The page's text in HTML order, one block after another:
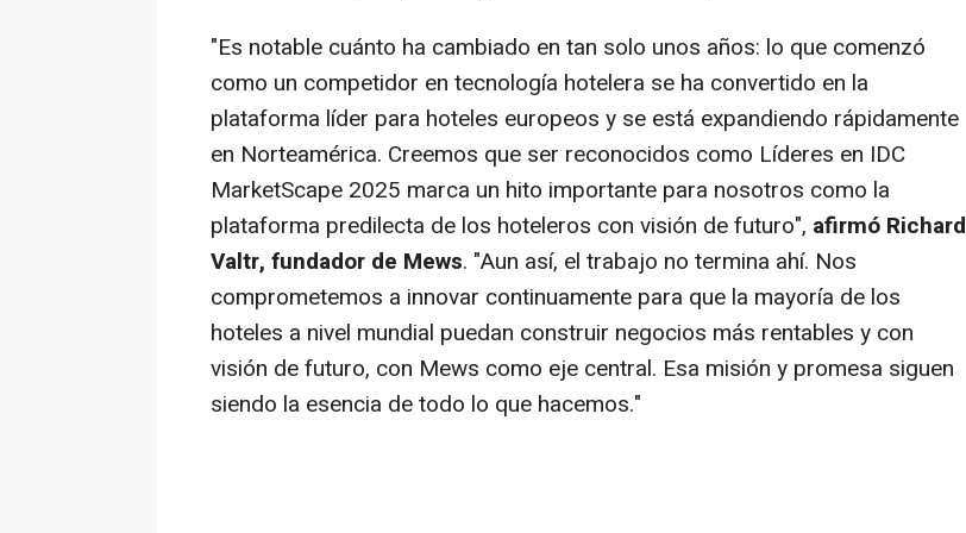
"Es notable cuánto ha cambiado en tan solo unos años: lo que comenzó
como un competidor en tecnología hotelera se ha convertido en la
plataforma líder para hoteles europeos y se está expandiendo rápidamente
en Norteamérica. Creemos que ser reconocidos como Líderes en IDC
MarketScape 2025 marca un hito importante para nosotros como la
plataforma predilecta de los hoteleros con visión de futuro", afirmó Richard
Valtr, fundador de Mews. "Aun así, el trabajo no termina ahí. Nos
comprometemos a innovar continuamente para que la mayoría de los
hoteles a nivel mundial puedan construir negocios más rentables y con
visión de futuro, con Mews como eje central. Esa misión y promesa siguen
siendo la esencia de todo lo que hacemos."